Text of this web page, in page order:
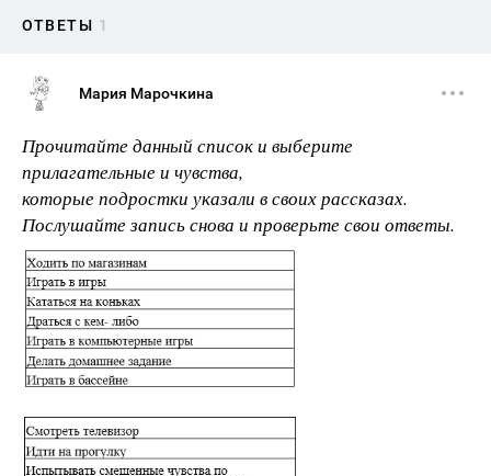
ОТВЕТЫ 1
Мария Марочкина
Прочитайте данный список и выберите
прилагательные и чувства,
которые подростки указали в своих рассказах.
Послушайте запись снова и проверьте свои ответы.